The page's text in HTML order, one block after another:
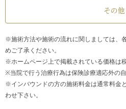
その他
※施術方法や施術の流れに関しましては、
めご了承ください。
※ホームページ上で掲載されている価格は
※当院で行う治療行為は保険診療適応外の自
※インバウンドの方の施術料金は通常料金
わせ下さい。